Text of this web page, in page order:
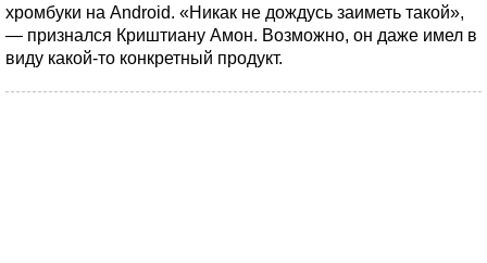
хромбуки на Android. «Никак не дождусь заиметь такой»,
— признался Криштиану Амон. Возможно, он даже имел в
виду какой-то конкретный продукт.